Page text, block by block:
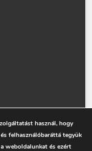
használ, hogy
felhasználóbaráttá tegyük
weboldalunkat és ezért